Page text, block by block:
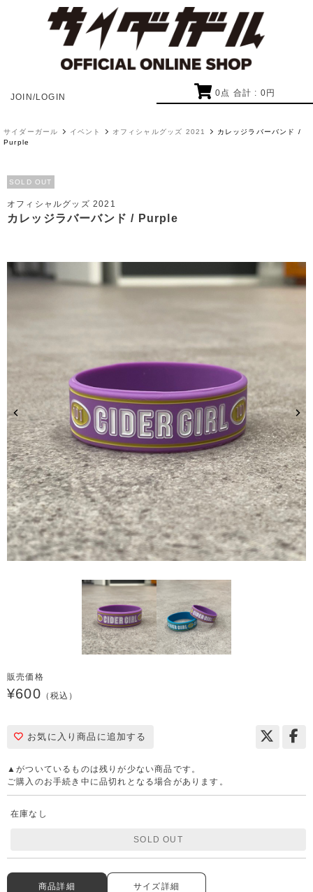
JOIN/LOGIN 0 点 合計 : 0円
サイダーガール イベント オフィシャルグッズ 2021
カレッジラバーバンド /
Purple
SOLD OUT
オフィシャルグッズ 2021
カレッジラバーバンド / Purple
販売価格
¥600 （税込）
お気に入り商品に追加する
▲がついているものは残りが少ない商品です。
ご購入のお手続き中に品切れとなる場合があります。
在庫なし
SOLD OUT
商品詳細 サイズ詳細